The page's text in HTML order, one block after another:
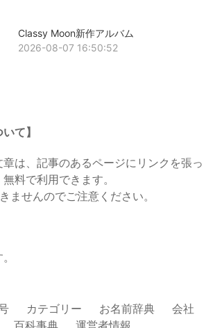
Classy Moon新作アルバム
2026-08-07 16:50:52
て】
は、記事のあるページにリンクを張っ
料で利用できます。
ませんのでご注意ください。
カテゴリー お名前辞典
会社